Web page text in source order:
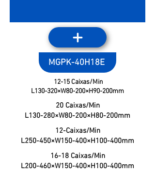
MGPK-40H18E
12-15 Caixas/Min
L130-320×W80-200×H90-200mm
20 Caixas/Min
L130-280×W80-200×H80-200mm
12-Caixas/Min
L250-450×W150-400×H100-400mm
16-18 Caixas/Min
L200-460×W150-400×H100-400mm